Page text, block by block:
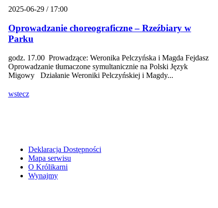
2025-06-29 / 17:00
Oprowadzanie choreograficzne – Rzeźbiary w
Parku
godz. 17.00 Prowadzące: Weronika Pelczyńska i Magda Fejdasz
Oprowadzanie tłumaczone symultanicznie na Polski Język
Migowy Działanie Weroniki Pelczyńskiej i Magdy...
wstecz
Deklaracja Dostępności
Mapa serwisu
O Królikarni
Wynajmy